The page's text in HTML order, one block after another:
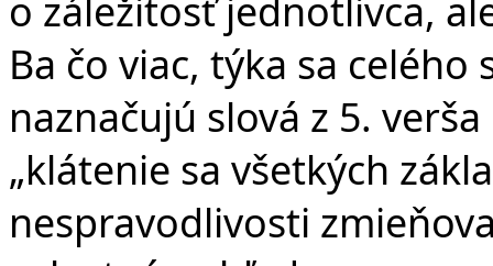
o záležitosť jednotlivca,
Ba čo viac, týka sa
naznačujú slová z 5.
„klátenie sa všetkých
nespravodlivosti